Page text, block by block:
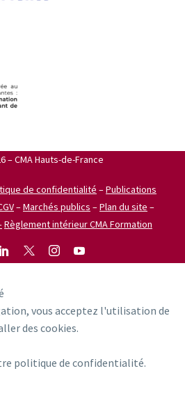
– CMA Hauts-de-France
de confidentialité –Publications
–Marchés publics –Plan du site –
Règlement intérieur CMA Formation
vous acceptez l'utilisation de
des cookies.
politique de confidentialité.